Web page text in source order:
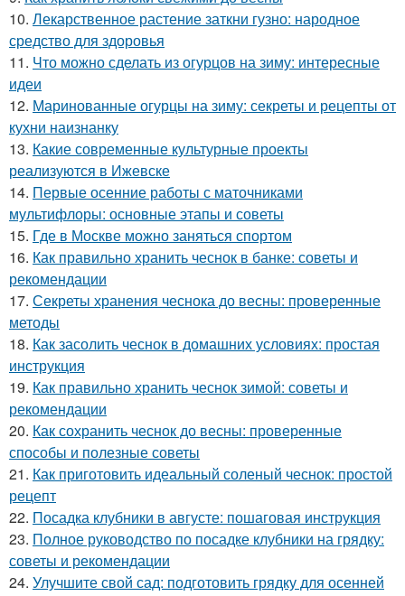
10. Лекарственное растение заткни гузно: народное
средство для здоровья
11. Что можно сделать из огурцов на зиму: интересные
идеи
12. Маринованные огурцы на зиму: секреты и рецепты от
кухни наизнанку
13. Какие современные культурные проекты
реализуются в Ижевске
14. Первые осенние работы с маточниками
мультифлоры: основные этапы и советы
15. Где в Москве можно заняться спортом
16. Как правильно хранить чеснок в банке: советы и
рекомендации
17. Секреты хранения чеснока до весны: проверенные
методы
18. Как засолить чеснок в домашних условиях: простая
инструкция
19. Как правильно хранить чеснок зимой: советы и
рекомендации
20. Как сохранить чеснок до весны: проверенные
способы и полезные советы
21. Как приготовить идеальный соленый чеснок: простой
рецепт
22. Посадка клубники в августе: пошаговая инструкция
23. Полное руководство по посадке клубники на грядку:
советы и рекомендации
24. Улучшите свой сад: подготовить грядку для осенней